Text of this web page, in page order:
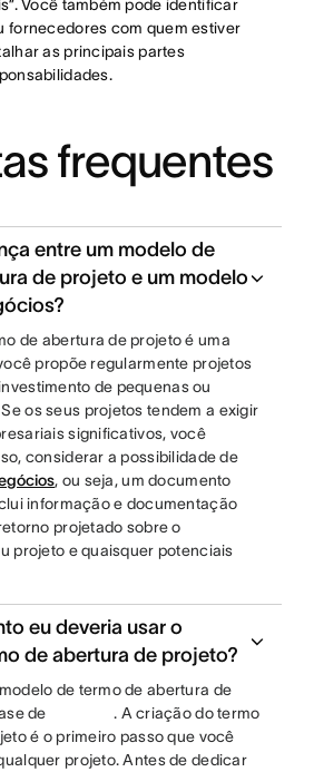
Você também pode identificar
fornecedores com quem estiver
as principais partes
frequentes
entre um modelo de
de projeto e um modelo
de abertura de projeto é uma
propõe regularmente projetos
de pequenas ou
os seus projetos tendem a exigir
significativos, você
considerar a possibilidade de
, ou seja, um documento
informação e documentação
projetado sobre o
projeto e quaisquer potenciais
eu deveria usar o
de abertura de projeto?
de termo de abertura de
de
. A criação do termo
é o primeiro passo que você
projeto. Antes de dedicar